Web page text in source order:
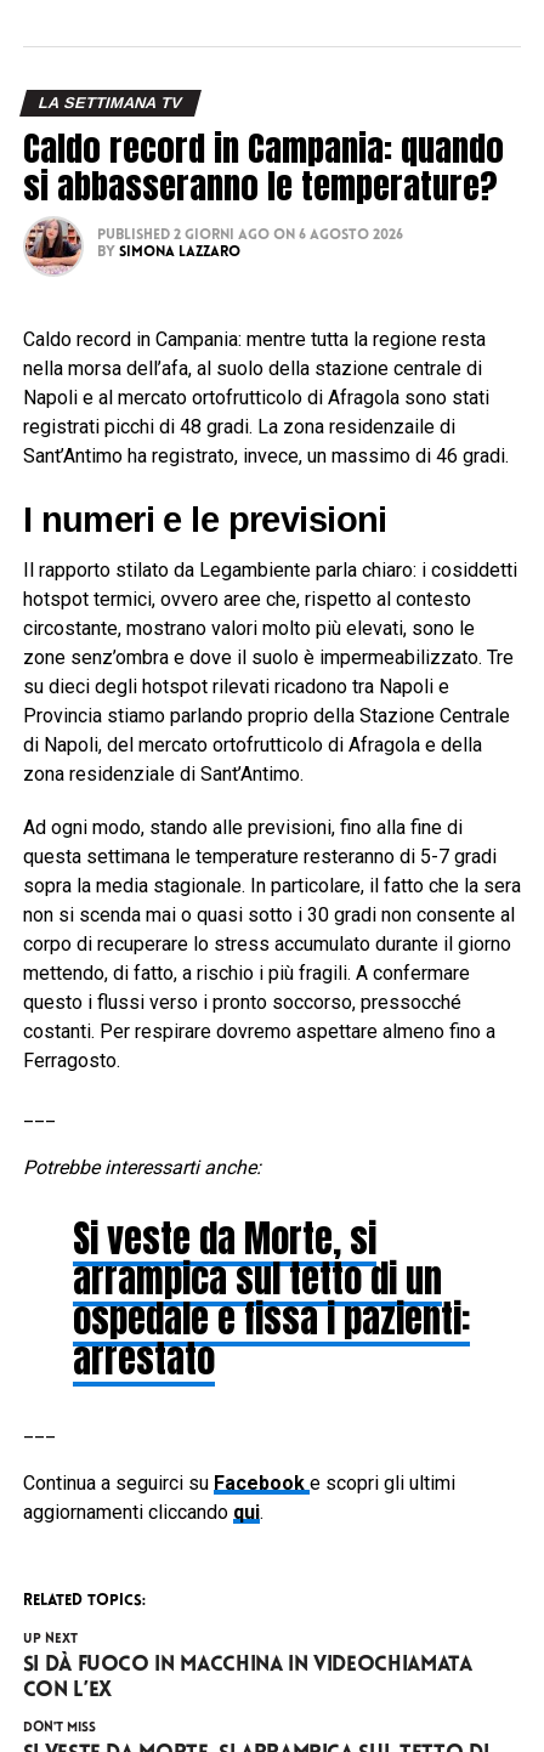
LA SETTIMANA TV
Caldo record in Campania: quando
si abbasseranno le temperature?
Published 2 giorni ago on 6 Agosto 2026
By Simona Lazzaro
Caldo record in Campania: mentre tutta la regione resta
nella morsa dell’afa, al suolo della stazione centrale di
Napoli e al mercato ortofrutticolo di Afragola sono stati
registrati picchi di 48 gradi. La zona residenzaile di
Sant’Antimo ha registrato, invece, un massimo di 46 gradi.
I numeri e le previsioni
Il rapporto stilato da Legambiente parla chiaro: i cosiddetti
hotspot termici, ovvero aree che, rispetto al contesto
circostante, mostrano valori molto più elevati, sono le
zone senz’ombra e dove il suolo è impermeabilizzato. Tre
su dieci degli hotspot rilevati ricadono tra Napoli e
Provincia stiamo parlando proprio della Stazione Centrale
di Napoli, del mercato ortofrutticolo di Afragola e della
zona residenziale di Sant’Antimo.
Ad ogni modo, stando alle previsioni, fino alla fine di
questa settimana le temperature resteranno di 5-7 gradi
sopra la media stagionale. In particolare, il fatto che la sera
non si scenda mai o quasi sotto i 30 gradi non consente al
corpo di recuperare lo stress accumulato durante il giorno
mettendo, di fatto, a rischio i più fragili. A confermare
questo i flussi verso i pronto soccorso, pressocché
costanti. Per respirare dovremo aspettare almeno fino a
Ferragosto.
Potrebbe interessarti anche:
Si veste da Morte, si
arrampica sul tetto di un
ospedale e fissa i pazienti:
arrestato
Continua a seguirci su Facebook e scopri gli ultimi
aggiornamenti cliccando qui.
RELATED TOPICS:
UP NEXT
Si dà fuoco in macchina in videochiamata
con l’ex
DON'T MISS